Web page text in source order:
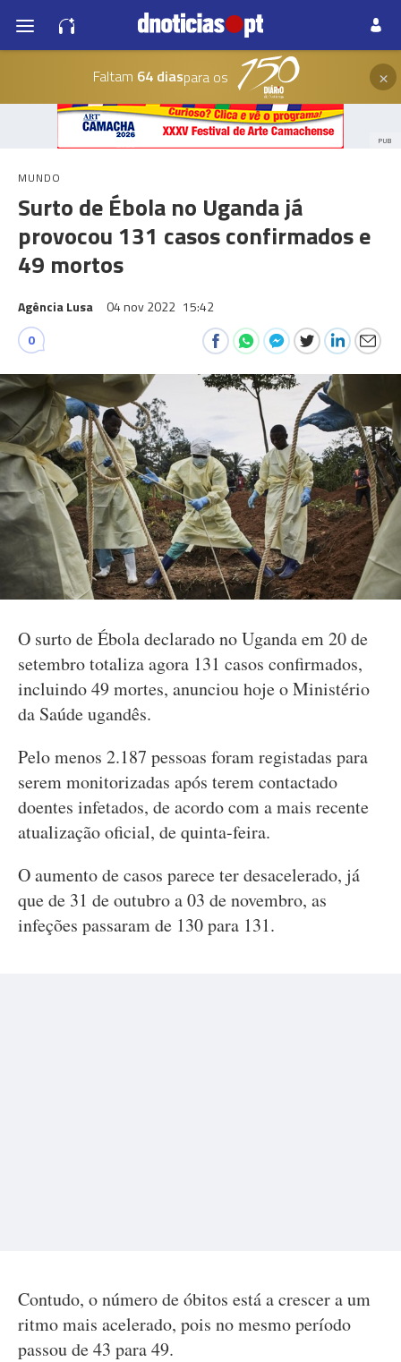
Faltam 64 diaspara os ×
PUB
MUNDO
Surto de Ébola no Uganda já
provocou 131 casos confirmados e
49 mortos
Agência Lusa 04 nov 2022 15:42
0
O surto de Ébola declarado no Uganda em 20 de
setembro totaliza agora 131 casos confirmados,
incluindo 49 mortes, anunciou hoje o Ministério
da Saúde ugandês.
Pelo menos 2.187 pessoas foram registadas para
serem monitorizadas após terem contactado
doentes infetados, de acordo com a mais recente
atualização oficial, de quinta-feira.
O aumento de casos parece ter desacelerado, já
que de 31 de outubro a 03 de novembro, as
infeções passaram de 130 para 131.
Contudo, o número de óbitos está a crescer a um
ritmo mais acelerado, pois no mesmo período
passou de 43 para 49.